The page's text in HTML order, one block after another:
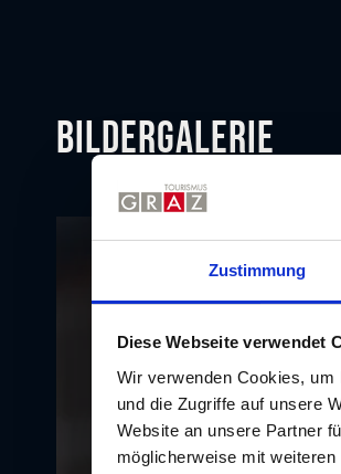
Zustimmung
Diese Webseite verwendet
Wir verwenden Cookies,
und die Zugriffe auf unsere
Website an unsere Partner
möglicherweise mit
Bildergalerie